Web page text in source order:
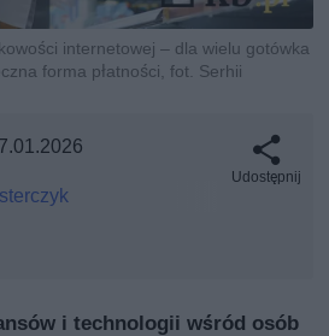
internetowej – dla wielu gotówka
forma płatności, fot. Serhii
Udostępnij
i technologii wśród osób